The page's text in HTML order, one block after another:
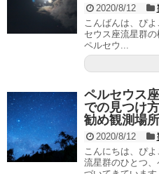
2020/8/12
こんばんは、ぴ
セウス座流星群
ペルセウ...
ペルセウス
での見つけ
勧め観測場所
2020/8/12
こんにちは、ぴ
流星群のひとつ